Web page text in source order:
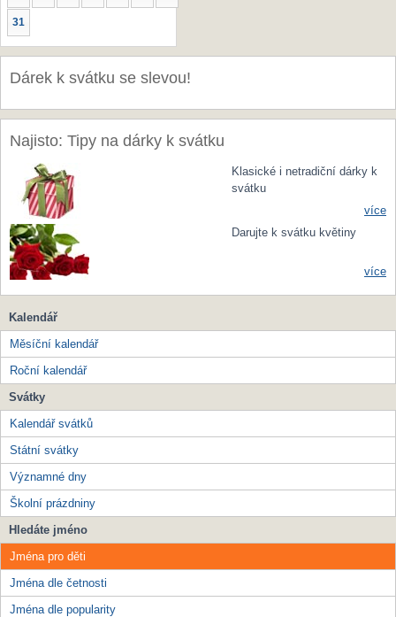
31
Dárek k svátku se slevou!
Najisto: Tipy na dárky k svátku
Klasické i netradiční dárky k
svátku
více
Darujte k svátku květiny
více
Kalendář
Měsíční kalendář
Roční kalendář
Svátky
Kalendář svátků
Státní svátky
Významné dny
Školní prázdniny
Hledáte jméno
Jména pro děti
Jména dle četnosti
Jména dle popularity